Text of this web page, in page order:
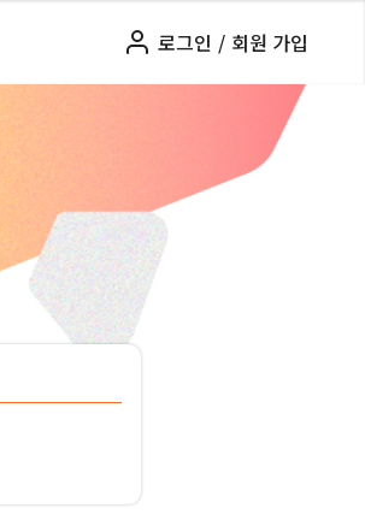
로그인 / 회원 가입